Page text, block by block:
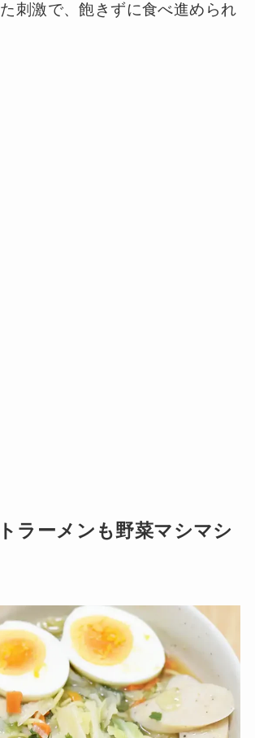
刺激で、飽きずに食べ進められ
ラーメンも野菜マシマシ